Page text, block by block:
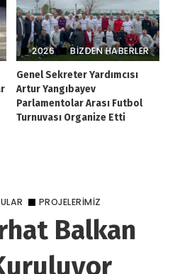
2026
BIZDEN HABERLER
Genel Sekreter Yardımcısı
Artur Yangıbayev
Parlamentolar Arası Futbol
Turnuvası Organize Etti
PROJELERIMIZ
Balkan